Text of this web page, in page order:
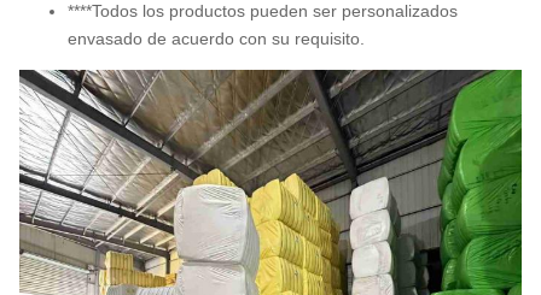
****Todos los productos pueden ser personalizados
envasado de acuerdo con su requisito.